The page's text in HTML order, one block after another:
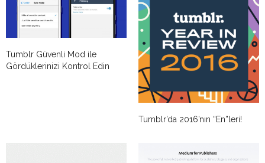
Tumblr Güvenli Mod ile
Gördüklerinizi Kontrol Edin
Tumblr’da 2016’nın “En”leri!